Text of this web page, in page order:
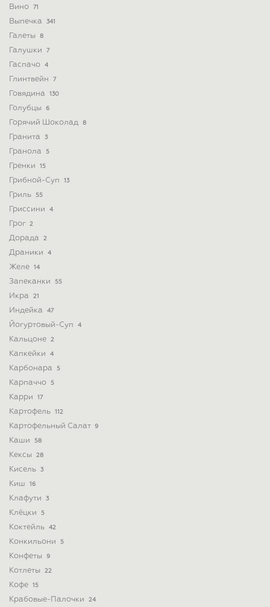
Вино 71
Выпечка 341
Галеты 8
Галушки 7
Гаспачо 4
Глинтвейн 7
Говядина 130
Голубцы 6
Горячий Шоколад 8
Гранита 3
Гранола 5
Гренки 15
Грибной-Суп 13
Гриль 55
Гриссини 4
Грог 2
Дорада 2
Драники 4
Желе 14
Запеканки 55
Икра 21
Индейка 47
Йогуртовый-Суп 4
Кальцоне 2
Капкейки 4
Карбонара 5
Карпаччо 5
Карри 17
Картофель 112
Картофельный Салат 9
Каши 58
Кексы 28
Кисель 3
Киш 16
Клафути 3
Клёцки 5
Коктейль 42
Конкильони 5
Конфеты 9
Котлеты 22
Кофе 15
Крабовые-Палочки 24